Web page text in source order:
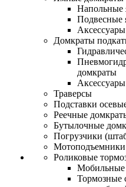
Напольные
Подвесные
Домкраты
домкраты
Траверсы
Подставки
Реечные
Бутылочные
Погрузчики
Мотоподъемники
Роликовые
Мобильные
Тормозные